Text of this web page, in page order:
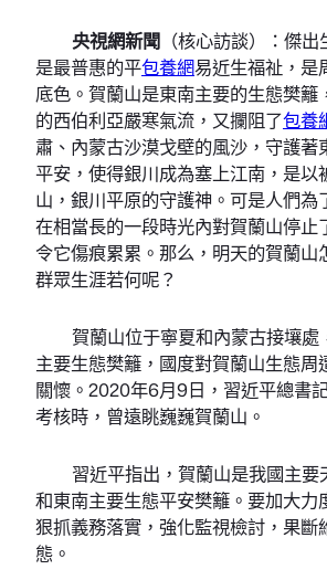
央視網新聞（核心訪談）：傑出
是最普惠的平包養網易近生福祉，是
底色。賀蘭山是東南主要的生態樊籬
的西伯利亞嚴寒氣流，又攔阻了包養
肅、內蒙古沙漠戈壁的風沙，守護著
平安，使得銀川成為塞上江南，是以
山，銀川平原的守護神。可是人們為
在相當長的一段時光內對賀蘭山停止
令它傷痕累累。那么，明天的賀蘭山
群眾生涯若何呢？
賀蘭山位于寧夏和內蒙古接壤處
主要生態樊籬，國度對賀蘭山生態周
關懷。2020年6月9日，習近平總書
考核時，曾遠眺巍巍賀蘭山。
習近平指出，賀蘭山是我國主要
和東南主要生態平安樊籬。要加大力
狠抓義務落實，強化監視檢討，果斷
態。